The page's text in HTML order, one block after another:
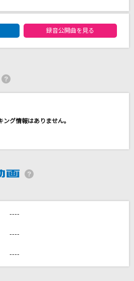
最新情報をチェック！
をもっと楽しもう！
カルエントリーランキング
録音公開曲を見る
----
----
----